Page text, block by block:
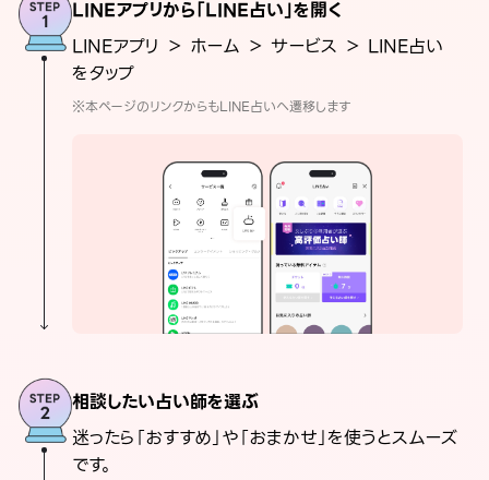
LINEアプリから「LINE占い」を開く
LINEアプリ ＞ ホーム ＞ サービス ＞ LINE占い
をタップ
※本ページのリンクからもLINE占いへ遷移します
相談したい占い師を選ぶ
迷ったら「おすすめ」や「おまかせ」を使うとスムーズ
です。